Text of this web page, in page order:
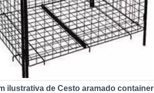
ilustrativa de Cesto aramado container